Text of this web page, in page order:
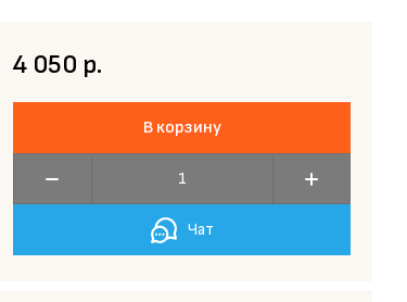
4 050 р.
В корзину
Чат